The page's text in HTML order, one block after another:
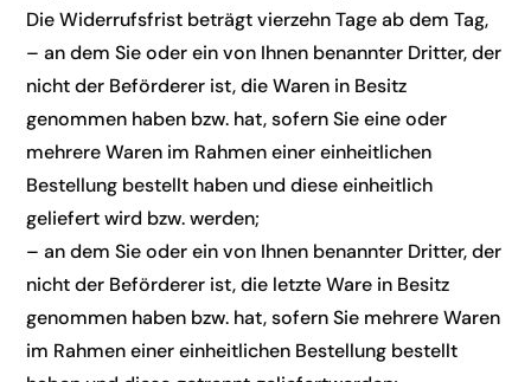
Die Widerrufsfrist beträgt vierzehn Tage ab dem Tag,
– an dem Sie oder ein von Ihnen benannter Dritter, der
nicht der Beförderer ist, die Waren in Besitz
genommen haben bzw. hat, sofern Sie eine oder
mehrere Waren im Rahmen einer einheitlichen
Bestellung bestellt haben und diese einheitlich
geliefert wird bzw. werden;
– an dem Sie oder ein von Ihnen benannter Dritter, der
nicht der Beförderer ist, die letzte Ware in Besitz
genommen haben bzw. hat, sofern Sie mehrere Waren
im Rahmen einer einheitlichen Bestellung bestellt